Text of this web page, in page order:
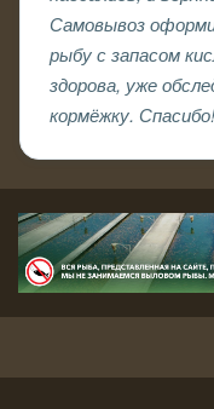
Самовывоз
рыбу с запасом
здорова, уже
кормёжку. Спасибо!